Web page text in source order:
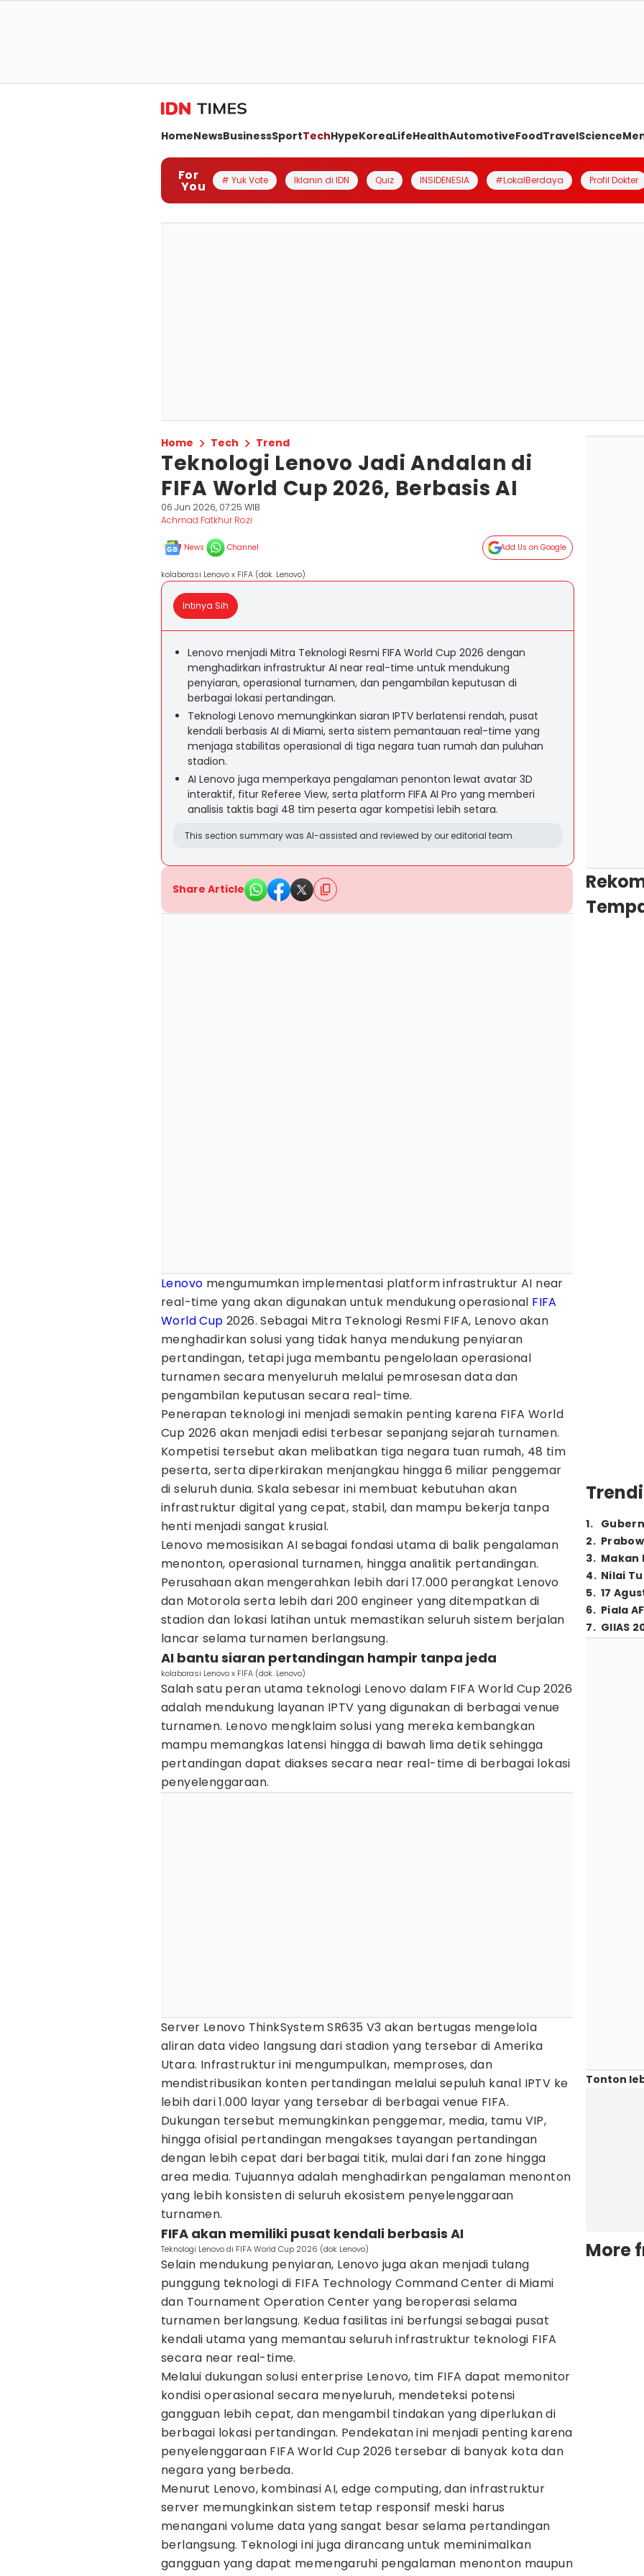
HomeNewsBusinessSportTechHypeKoreaLifeHealthAutomotiveFoodTravelScience
For
You # Yuk Vote Iklanin di IDN Quiz INSIDENESIA #LokalBerdaya Profil Dokter
Home Tech Trend
Teknologi Lenovo Jadi Andalan di
FIFA World Cup 2026, Berbasis AI
06 Jun 2026, 07:25 WIB
Achmad Fatkhur Rozi
News Channel Add Us on Google
kolaborasi Lenovo x FIFA (dok. Lenovo)
Intinya Sih
Lenovo menjadi Mitra Teknologi Resmi FIFA World Cup 2026 dengan
menghadirkan infrastruktur AI near real-time untuk mendukung
penyiaran, operasional turnamen, dan pengambilan keputusan di
berbagai lokasi pertandingan.
Teknologi Lenovo memungkinkan siaran IPTV berlatensi rendah, pusat
kendali berbasis AI di Miami, serta sistem pemantauan real-time yang
menjaga stabilitas operasional di tiga negara tuan rumah dan puluhan
stadion.
AI Lenovo juga memperkaya pengalaman penonton lewat avatar 3D
interaktif, fitur Referee View, serta platform FIFA AI Pro yang memberi
analisis taktis bagi 48 tim peserta agar kompetisi lebih setara.
This section summary was AI-assisted and reviewed by our editorial team.
Share Article
Lenovo mengumumkan implementasi platform infrastruktur AI near
real-time yang akan digunakan untuk mendukung operasional FIFA
World Cup 2026. Sebagai Mitra Teknologi Resmi FIFA, Lenovo akan
menghadirkan solusi yang tidak hanya mendukung penyiaran
pertandingan, tetapi juga membantu pengelolaan operasional
turnamen secara menyeluruh melalui pemrosesan data dan
pengambilan keputusan secara real-time.
Penerapan teknologi ini menjadi semakin penting karena FIFA World
Cup 2026 akan menjadi edisi terbesar sepanjang sejarah turnamen.
Kompetisi tersebut akan melibatkan tiga negara tuan rumah, 48 tim
peserta, serta diperkirakan menjangkau hingga 6 miliar penggemar
di seluruh dunia. Skala sebesar ini membuat kebutuhan akan
infrastruktur digital yang cepat, stabil, dan mampu bekerja tanpa
henti menjadi sangat krusial.
Lenovo memosisikan AI sebagai fondasi utama di balik pengalaman
menonton, operasional turnamen, hingga analitik pertandingan.
Perusahaan akan mengerahkan lebih dari 17.000 perangkat Lenovo
dan Motorola serta lebih dari 200 engineer yang ditempatkan di
stadion dan lokasi latihan untuk memastikan seluruh sistem berjalan
lancar selama turnamen berlangsung.
AI bantu siaran pertandingan hampir tanpa jeda
kolaborasi Lenovo x FIFA (dok. Lenovo)
Salah satu peran utama teknologi Lenovo dalam FIFA World Cup 2026
adalah mendukung layanan IPTV yang digunakan di berbagai venue
turnamen. Lenovo mengklaim solusi yang mereka kembangkan
mampu memangkas latensi hingga di bawah lima detik sehingga
pertandingan dapat diakses secara near real-time di berbagai lokasi
penyelenggaraan.
Server Lenovo ThinkSystem SR635 V3 akan bertugas mengelola
aliran data video langsung dari stadion yang tersebar di Amerika
Utara. Infrastruktur ini mengumpulkan, memproses, dan
mendistribusikan konten pertandingan melalui sepuluh kanal IPTV ke
lebih dari 1.000 layar yang tersebar di berbagai venue FIFA.
Dukungan tersebut memungkinkan penggemar, media, tamu VIP,
hingga ofisial pertandingan mengakses tayangan pertandingan
dengan lebih cepat dari berbagai titik, mulai dari fan zone hingga
area media. Tujuannya adalah menghadirkan pengalaman menonton
yang lebih konsisten di seluruh ekosistem penyelenggaraan
turnamen.
FIFA akan memiliki pusat kendali berbasis AI
Teknologi Lenovo di FIFA World Cup 2026 (dok Lenovo)
Selain mendukung penyiaran, Lenovo juga akan menjadi tulang
punggung teknologi di FIFA Technology Command Center di Miami
dan Tournament Operation Center yang beroperasi selama
turnamen berlangsung. Kedua fasilitas ini berfungsi sebagai pusat
kendali utama yang memantau seluruh infrastruktur teknologi FIFA
secara near real-time.
Melalui dukungan solusi enterprise Lenovo, tim FIFA dapat memonitor
kondisi operasional secara menyeluruh, mendeteksi potensi
gangguan lebih cepat, dan mengambil tindakan yang diperlukan di
berbagai lokasi pertandingan. Pendekatan ini menjadi penting karena
penyelenggaraan FIFA World Cup 2026 tersebar di banyak kota dan
negara yang berbeda.
Menurut Lenovo, kombinasi AI, edge computing, dan infrastruktur
server memungkinkan sistem tetap responsif meski harus
menangani volume data yang sangat besar selama pertandingan
berlangsung. Teknologi ini juga dirancang untuk meminimalkan
gangguan yang dapat memengaruhi pengalaman menonton maupun
1.
2.
3. Makan
4. Nilai
5. 17
6. Piala
7. GIIAS
Tonton
More